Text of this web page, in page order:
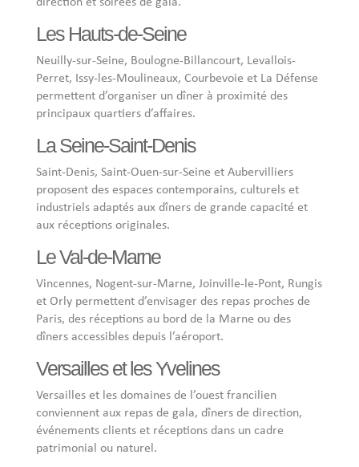
direction et soirées de gala.
Les Hauts-de-Seine
Neuilly-sur-Seine, Boulogne-Billancourt, Levallois-
Perret, Issy-les-Moulineaux, Courbevoie et La Défense
permettent d’organiser un dîner à proximité des
principaux quartiers d’affaires.
La Seine-Saint-Denis
Saint-Denis, Saint-Ouen-sur-Seine et Aubervilliers
proposent des espaces contemporains, culturels et
industriels adaptés aux dîners de grande capacité et
aux réceptions originales.
Le Val-de-Marne
Vincennes, Nogent-sur-Marne, Joinville-le-Pont, Rungis
et Orly permettent d’envisager des repas proches de
Paris, des réceptions au bord de la Marne ou des
dîners accessibles depuis l’aéroport.
Versailles et les Yvelines
Versailles et les domaines de l’ouest francilien
conviennent aux repas de gala, dîners de direction,
événements clients et réceptions dans un cadre
patrimonial ou naturel.